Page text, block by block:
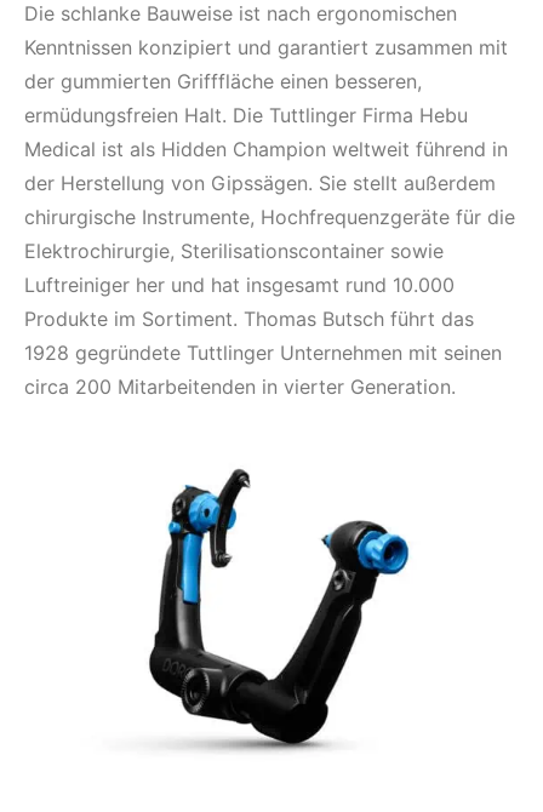
Die schlanke Bauweise ist nach ergonomischen
Kenntnissen konzipiert und garantiert zusammen mit
der gummierten Grifffläche einen besseren,
ermüdungsfreien Halt. Die Tuttlinger Firma Hebu
Medical ist als Hidden Champion weltweit führend in
der Herstellung von Gipssägen. Sie stellt außerdem
chirurgische Instrumente, Hochfrequenzgeräte für die
Elektrochirurgie, Sterilisationscontainer sowie
Luftreiniger her und hat insgesamt rund 10.000
Produkte im Sortiment. Thomas Butsch führt das
1928 gegründete Tuttlinger Unternehmen mit seinen
circa 200 Mitarbeitenden in vierter Generation.